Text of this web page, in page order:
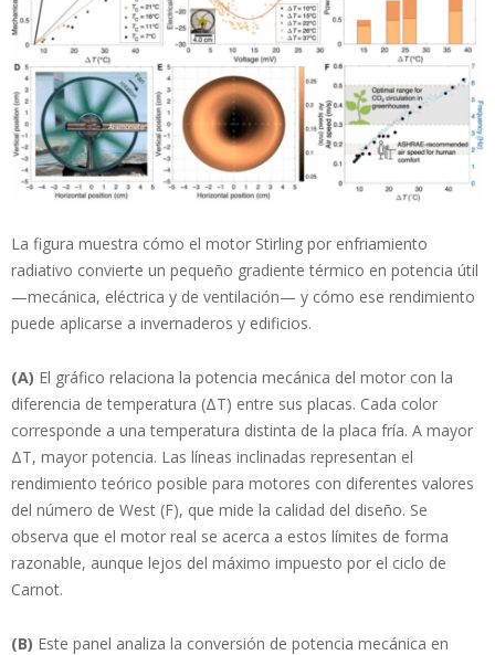
La figura muestra cómo el motor Stirling por enfriamiento
radiativo convierte un pequeño gradiente térmico en potencia útil
—mecánica, eléctrica y de ventilación— y cómo ese rendimiento
puede aplicarse a invernaderos y edificios.
(A) El gráfico relaciona la potencia mecánica del motor con la
diferencia de temperatura (ΔT) entre sus placas. Cada color
corresponde a una temperatura distinta de la placa fría. A mayor
ΔT, mayor potencia. Las líneas inclinadas representan el
rendimiento teórico posible para motores con diferentes valores
del número de West (F), que mide la calidad del diseño. Se
observa que el motor real se acerca a estos límites de forma
razonable, aunque lejos del máximo impuesto por el ciclo de
Carnot.
(B) Este panel analiza la conversión de potencia mecánica en